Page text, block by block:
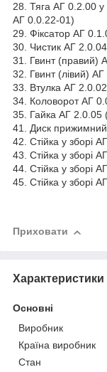
28. Тяга АГ 0.2.00 у
АГ 0.0.22-01)
29. Фіксатор АГ
30. Чистик АГ 2.0.04
31. Гвинт (правий)
32. Гвинт (лівий)
33. Втулка АГ 2.0.02
34. Коловорот АГ
35. Гайка АГ 2.0.05
41. Диск
42. Стійка у зборі
43. Стійка у зборі
44. Стійка у зборі
45. Стійка у зборі
Приховати
Характеристики
Основні
Виробник
Країна виробник
Стан